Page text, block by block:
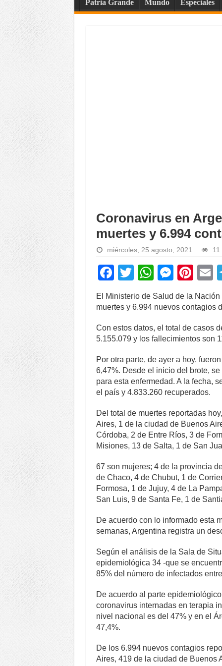
Patria Grande Mundo Especiales
Coronavirus en
muertes y 6.994
miércoles, 25 agosto, 2021 11
F
a
c
e
b
o
o
k
T
wi
tt
er
W
h
at
A
p
M
e
ss
e
n
er
Pi
nt
er
st
El Ministerio de Salud de la
muertes y 6.994 nuevos contagios
Con estos datos, el total de casos
5.155.079 y los fallecimientos son
Por otra parte, de ayer a hoy,
6,47%. Desde el inicio del brote,
para esta enfermedad. A la fecha,
el país y 4.833.260 recuperados.
Del total de muertes reportadas
Aires, 1 de la ciudad de Buenos
Córdoba, 2 de Entre Ríos, 3 de
Misiones, 13 de Salta, 1 de San
67 son mujeres; 4 de la provincia
de Chaco, 4 de Chubut, 1 de
Formosa, 1 de Jujuy, 4 de La
San Luis, 9 de Santa Fe, 1 de
De acuerdo con lo informado esta
semanas, Argentina registra un
Según el análisis de la Sala de
epidemiológica 34 -que se
85% del número de infectados
De acuerdo al parte
coronavirus internadas en terapia
nivel nacional es del 47% y en el
47,4%.
De los 6.994 nuevos contagios
Aires, 419 de la ciudad de Buenos